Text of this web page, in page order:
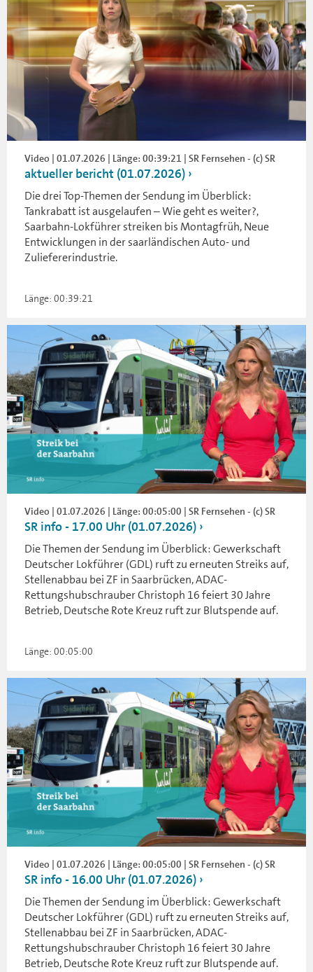
Video | 01.07.2026 | Länge: 00:39:21 | SR Fernsehen - (c) SR
aktueller bericht (01.07.2026)
Die drei Top-Themen der Sendung im Überblick:
Tankrabatt ist ausgelaufen – Wie geht es weiter?,
Saarbahn-Lokführer streiken bis Montagfrüh, Neue
Entwicklungen in der saarländischen Auto- und
Zuliefererindustrie.
Länge: 00:39:21
Video | 01.07.2026 | Länge: 00:05:00 | SR Fernsehen - (c) SR
SR info - 17.00 Uhr (01.07.2026)
Die Themen der Sendung im Überblick: Gewerkschaft
Deutscher Lokführer (GDL) ruft zu erneuten Streiks auf,
Stellenabbau bei ZF in Saarbrücken, ADAC-
Rettungshubschrauber Christoph 16 feiert 30 Jahre
Betrieb, Deutsche Rote Kreuz ruft zur Blutspende auf.
Länge: 00:05:00
Video | 01.07.2026 | Länge: 00:05:00 | SR Fernsehen - (c) SR
SR info - 16.00 Uhr (01.07.2026)
Die Themen der Sendung im Überblick: Gewerkschaft
Deutscher Lokführer (GDL) ruft zu erneuten Streiks auf,
Stellenabbau bei ZF in Saarbrücken, ADAC-
Rettungshubschrauber Christoph 16 feiert 30 Jahre
Betrieb, Deutsche Rote Kreuz ruft zur Blutspende auf.